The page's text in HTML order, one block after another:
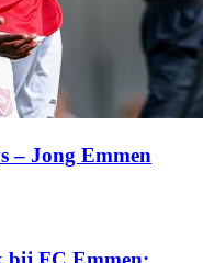
– Jong Emmen